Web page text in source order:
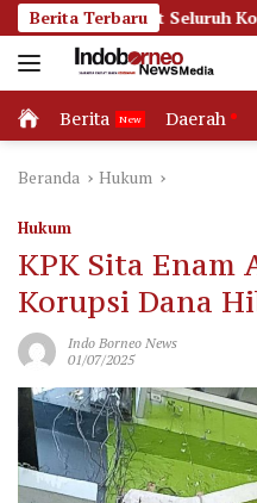
Langsung
ke
konten
Berita Terbaru
Seluruh Komisioner KPU
Home
Berita Daerah
Beranda Hukum
Hukum
KPK Sita Enam
Korupsi Dana
Indo Borneo News
01/07/2025